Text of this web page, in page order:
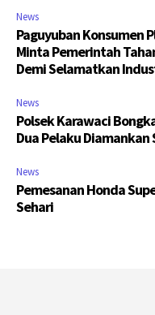
News
Paguyuban Konsumen
Minta Pemerintah
Demi Selamatkan
News
Polsek Karawaci
Dua Pelaku Diamankan
News
Pemesanan Honda
Sehari